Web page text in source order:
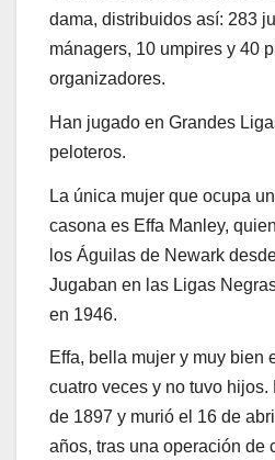
dama, distribuidos así: 283
mánagers, 10 umpires y 40
organizadores.
Han jugado en Grandes
peloteros.
La única mujer que ocupa
casona es Effa Manley,
los Águilas de Newark
Jugaban en las Ligas
en 1946.
Effa, bella mujer y muy bien
cuatro veces y no tuvo
de 1897 y murió el 16 de
años, tras una operación de